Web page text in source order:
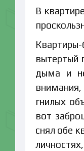
В
вытертый
дыма и
гнилых
вот
снял обе